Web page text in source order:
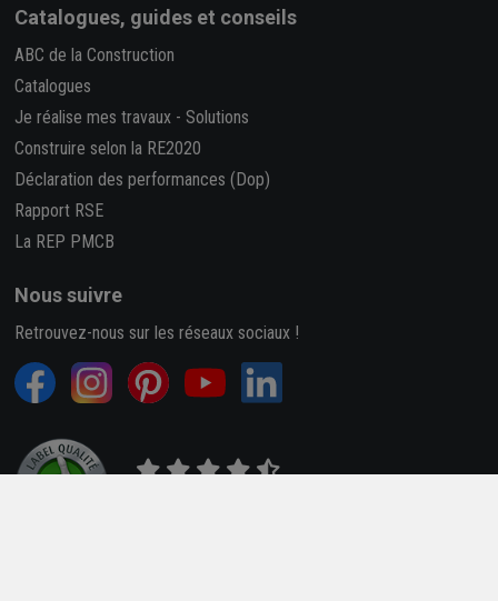
Catalogues, guides et conseils
ABC de la Construction
Catalogues
Je réalise mes travaux - Solutions
Construire selon la RE2020
Déclaration des performances (Dop)
Rapport RSE
La REP PMCB
Nous suivre
Retrouvez-nous sur les réseaux sociaux !